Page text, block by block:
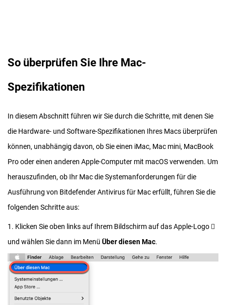
So überprüfen Sie Ihre Mac-
Spezifikationen
In diesem Abschnitt führen wir Sie durch die Schritte, mit denen Sie
die Hardware- und Software-Spezifikationen Ihres Macs überprüfen
können, unabhängig davon, ob Sie einen iMac, Mac mini, MacBook
Pro oder einen anderen Apple-Computer mit macOS verwenden. Um
herauszufinden, ob Ihr Mac die Systemanforderungen für die
Ausführung von Bitdefender Antivirus für Mac erfüllt, führen Sie die
folgenden Schritte aus:
1. Klicken Sie oben links auf Ihrem Bildschirm auf das Apple-Logo 
und wählen Sie dann im Menü Über diesen Mac.